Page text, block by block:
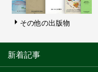
その他の出版物
新着記事